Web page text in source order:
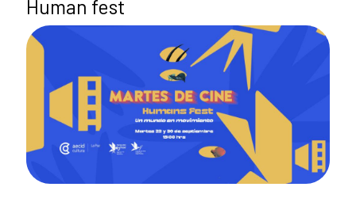
Human fest